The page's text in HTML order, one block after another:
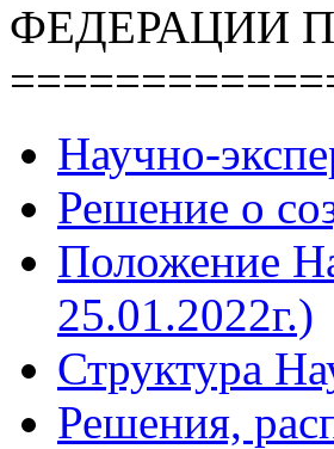
ФЕДЕРАЦИИ
Научно-
Решение о
Положение
25.01.2022г.)
Структура
Решения,